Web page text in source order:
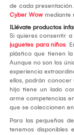
de cada
Cyber Wow mediante
¡Llévate productos
Si quieres consentir
juguetes para niños.
plástico que tienen
Aunque no son los
experiencia
ellos, podrán
hijo tiene un lado
arme competencias
que se coleccionen
Para las pequeñas
tenemos disponibles